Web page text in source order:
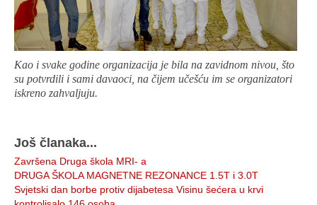
Kao i svake godine organizacija je bila na zavidnom nivou, što
su potvrdili i sami davaoci, na čijem učešću im se organizatori
iskreno zahvaljuju.
Još članaka...
Završena Druga škola MRI- a
DRUGA ŠKOLA MAGNETNE REZONANCE 1.5T i 3.0T
Svjetski dan borbe protiv dijabetesa Visinu šećera u krvi